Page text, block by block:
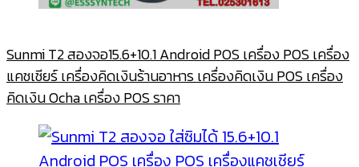
Sunmi T2 สองจอ15.6+10.1 Android POS เครื่อง POS เครื่อง
แคชเชียร์ เครื่องคิดเงินร้านอาหาร เครื่องคิดเงิน POS เครื่อง
คิดเงิน Ocha เครื่อง POS ราคา